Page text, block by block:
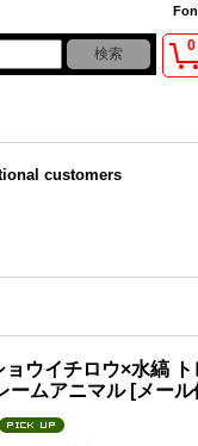
0
customers
ョウイチロウ×水縞
ームアニマル [メール